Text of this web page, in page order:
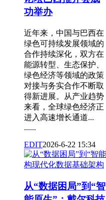
功举办
近年来，中国与巴西在
绿色可持续发展领域的
合作持续深化，双方在
能源转型、生态保护、
绿色经济等领域的政策
对接与务实合作不断取
得新进展。从产业趋势
来看，全球绿色经济正
进入高速增长通道...
......
EDIT2026-6-22 15:34
从“数据困局”到“智